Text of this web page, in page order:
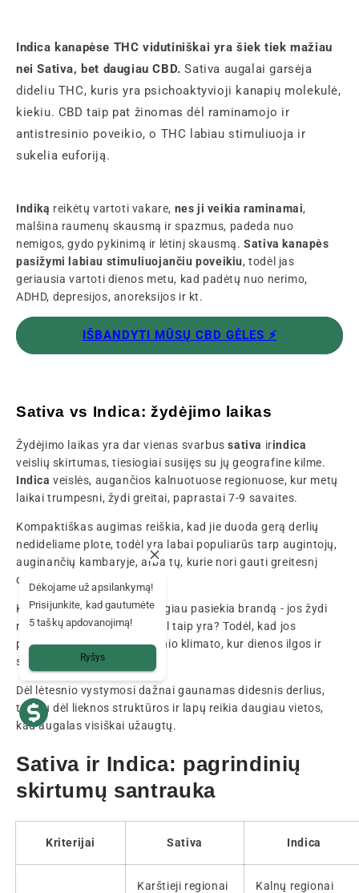
Indica kanapėse THC vidutiniškai yra šiek tiek mažiau
nei Sativa, bet daugiau CBD. Sativa augalai garsėja
dideliu THC, kuris yra psichoaktyvioji kanapių molekulė,
kiekiu. CBD taip pat žinomas dėl raminamojo ir
antistresinio poveikio, o THC labiau stimuliuoja ir
sukelia euforiją.
Indiką reikėtų vartoti vakare, nes ji veikia raminamai,
malšina raumenų skausmą ir spazmus, padeda nuo
nemigos, gydo pykinimą ir lėtinį skausmą.Sativa kanapės
pasižymi labiau stimuliuojančiu poveikiu, todėl jas
geriausia vartoti dienos metu, kad padėtų nuo nerimo,
ADHD, depresijos, anoreksijos ir kt.
IŠBANDYTI MŪSŲ CBD GĖLES ⚡️
Sativa vs Indica: žydėjimo laikas
Žydėjimo laikas yra dar vienas svarbussativa irindica
veislių skirtumas, tiesiogiai susijęs su jų geografine kilme.
Indica veislės, augančios kalnuotuose regionuose, kur metų
laikai trumpesni, žydi greitai, paprastai 7-9 savaites.
Kompaktiškas augimas reiškia, kad jie duoda gerą derlių
nedideliame plote, todėl yra labai populiarūs tarp augintojų,
auginančių kambaryje, arba tų, kurie nori gauti greitesnį
derlių.
Kita vertus,Sativaveislės ilgiau pasiekia brandą - jos žydi
nuo 10 iki 16 savaičių. Kodėl taip yra? Todėl, kad jos
prisitaikiusios prie ekvatorinio klimato, kur dienos ilgos ir
stabilios ištisus metus.
Dėl lėtesnio vystymosi dažnai gaunamas didesnis derlius,
tačiau dėl lieknos struktūros ir lapų reikia daugiau vietos,
kad augalas visiškai užaugtų.
Sativa ir Indica: pagrindinių
skirtumų santrauka
Kriterijai Sativa Indica
Karštieji regionai
Kalnų regionai
Dėkojame už apsilankymą!
Prisijunkite, kad gautumėte
5 taškų apdovanojimą!
Ryšys